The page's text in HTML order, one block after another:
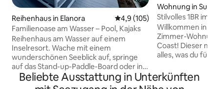
Reihenhaus in Elanora Durchschnittliche Bewertung:
4,9 (105)
Familienoase am Wasser – Pool, Kajaks
Reihenhaus am Wasser auf einem
Inselresort. Wache mit einem
wunderschönen Seeblick auf, springe
auf das Stand-up-Paddle-Board oder ins
Kajak (zur Verfügung gestellt) und starte
mit einer Paddeltour auf dem See in
Wohnung in
e
Stilvolles 1BR im
ins Hinterland
Willkommen in
Zimmer-
Coast! Dieser
alles, was du für
gemütlichen
offenen
Beliebte Ausstattung in Unterkünften